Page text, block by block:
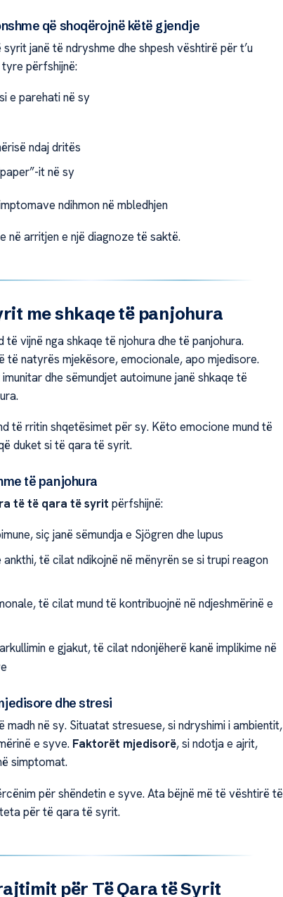
që shoqërojnë këtë gjendje
janë të ndryshme dhe shpesh vështirë për t’u
tyre përfshijnë:
e parehati në sy
ndaj dritës
it në sy
ndihmon në mbledhjen
në arritjen e një diagnoze të saktë.
me shkaqe të panjohura
të vijnë nga shkaqe të njohura dhe të panjohura.
të natyrës mjekësore, emocionale, apo mjedisore.
dhe sëmundjet autoimune janë shkaqe të
të rritin shqetësimet për sy. Këto emocione mund të
duket si të qara të syrit.
të panjohura
të të qara të syrit përfshijnë:
siç janë sëmundja e Sjögren dhe lupus
të cilat ndikojnë në mënyrën se si trupi reagon
të cilat mund të kontribuojnë në ndjeshmërinë e
e gjakut, të cilat ndonjëherë kanë implikime në
dhe stresi
madh në sy. Situatat stresuese, si ndryshimi i ambientit,
e syve. Faktorët mjedisorë, si ndotja e ajrit,
simptomat.
për shëndetin e syve. Ata bëjnë më të vështirë të
për të qara të syrit.
për Të Qara të Syrit